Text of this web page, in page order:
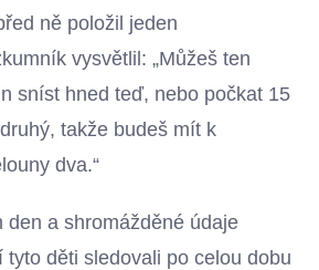
ně položil jeden
vysvětlil: „Můžeš ten
sníst hned teď, nebo počkat 15
takže budeš mít k
dva.“
den a shromážděné údaje
děti sledovali po celou dobu